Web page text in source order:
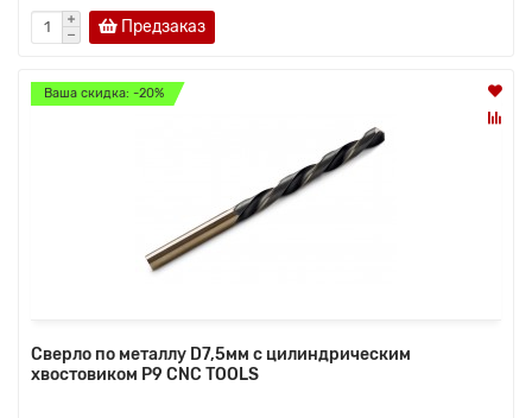
Предзаказ
Ваша скидка: -20%
Сверло по металлу D7,5мм с цилиндрическим
хвостовиком Р9 CNC TOOLS